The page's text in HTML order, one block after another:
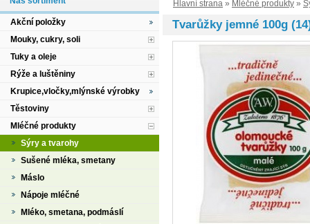
Hlavní strana » Mléčné produkty »
Tvarůžky jemné 100g
Akční položky
Mouky, cukry, soli
Tuky a oleje
Rýže a luštěniny
Krupice,vločky,mlýnské výrobky
Těstoviny
Mléčné produkty
Sýry a tvarohy
Sušené mléka, smetany
Máslo
Nápoje mléčné
Mléko, smetana, podmáslí